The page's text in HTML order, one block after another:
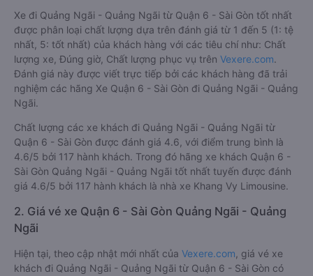
Xe đi Quảng Ngãi - Quảng Ngãi từ Quận 6 - Sài Gòn tốt nhất
được phân loại chất lượng dựa trên đánh giá từ 1 đến 5 (1: tệ
nhất, 5: tốt nhất) của khách hàng với các tiêu chí như: Chất
lượng xe, Đúng giờ, Chất lượng phục vụ trên Vexere.com.
Đánh giá này được viết trực tiếp bởi các khách hàng đã trải
nghiệm các hãng Xe Quận 6 - Sài Gòn đi Quảng Ngãi - Quảng
Ngãi.
Chất lượng các xe khách đi Quảng Ngãi - Quảng Ngãi từ
Quận 6 - Sài Gòn được đánh giá 4.6, với điểm trung bình là
4.6/5 bởi 117 hành khách. Trong đó hãng xe khách Quận 6 -
Sài Gòn Quảng Ngãi - Quảng Ngãi tốt nhất tuyến được đánh
giá 4.6/5 bởi 117 hành khách là nhà xe Khang Vy Limousine.
2. Giá vé xe Quận 6 - Sài Gòn Quảng Ngãi - Quảng
Ngãi
Hiện tại, theo cập nhật mới nhất của Vexere.com , giá vé xe
khách đi Quảng Ngãi - Quảng Ngãi từ Quận 6 - Sài Gòn có